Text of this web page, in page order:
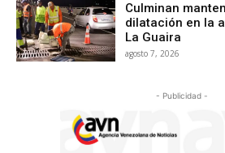
Culminan
dilatación en la
La Guaira
agosto 7, 2026
- Publicidad -